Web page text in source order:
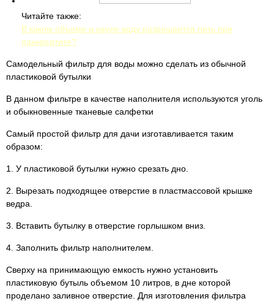
Читайте также:
В каком объеме и какую воду разрешается пить при
панкреатите?
Самодельный фильтр для воды можно сделать из обычной
пластиковой бутылки
В данном фильтре в качестве наполнителя используются уголь
и обыкновенные тканевые салфетки
Самый простой фильтр для дачи изготавливается таким
образом:
1. У пластиковой бутылки нужно срезать дно.
2. Вырезать подходящее отверстие в пластмассовой крышке
ведра.
3. Вставить бутылку в отверстие горлышком вниз.
4. Заполнить фильтр наполнителем.
Сверху на принимающую емкость нужно установить
пластиковую бутыль объемом 10 литров, в дне которой
проделано заливное отверстие. Для изготовления фильтра